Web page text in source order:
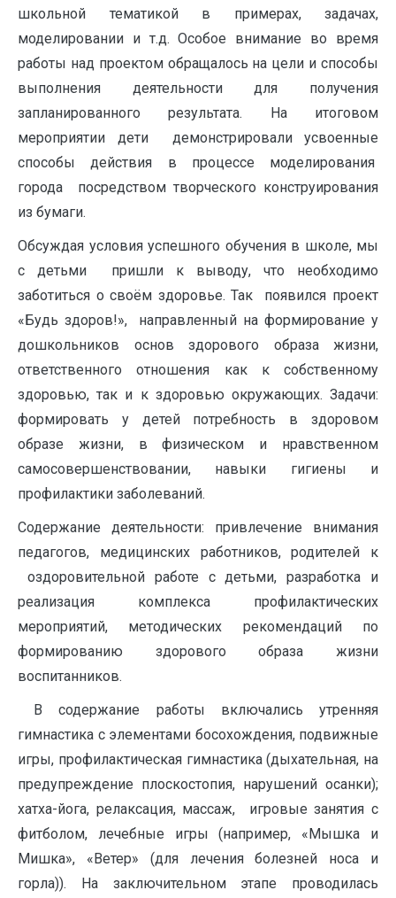
школьной тематикой в примерах, задачах,
моделировании и т.д. Особое внимание во время
работы над проектом обращалось на цели и способы
выполнения деятельности для получения
запланированного результата. На итоговом
мероприятии дети демонстрировали усвоенные
способы действия в процессе моделирования
города посредством творческого конструирования
из бумаги.
Обсуждая условия успешного обучения в школе, мы
с детьми пришли к выводу, что необходимо
заботиться о своём здоровье. Так появился проект
«Будь здоров!», направленный на формирование у
дошкольников основ здорового образа жизни,
ответственного отношения как к собственному
здоровью, так и к здоровью окружающих. Задачи:
формировать у детей потребность в здоровом
образе жизни, в физическом и нравственном
самосовершенствовании, навыки гигиены и
профилактики заболеваний.
Содержание деятельности: привлечение внимания
педагогов, медицинских работников, родителей к
оздоровительной работе с детьми, разработка и
реализация комплекса профилактических
мероприятий, методических рекомендаций по
формированию здорового образа жизни
воспитанников.
В содержание работы включались утренняя
гимнастика с элементами босохождения, подвижные
игры, профилактическая гимнастика (дыхательная, на
предупреждение плоскостопия, нарушений осанки);
хатха-йога, релаксация, массаж, игровые занятия с
фитболом, лечебные игры (например, «Мышка и
Мишка», «Ветер» (для лечения болезней носа и
горла)). На заключительном этапе проводилась